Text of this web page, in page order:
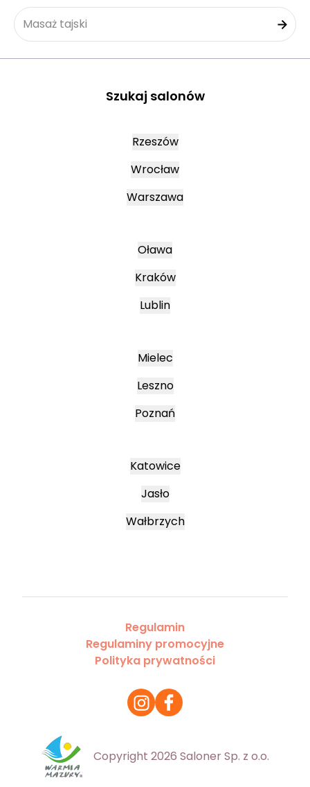
Masaż tajski
Szukaj salonów
Rzeszów
Wrocław
Warszawa
Oława
Kraków
Lublin
Mielec
Leszno
Poznań
Katowice
Jasło
Wałbrzych
Regulamin
Regulaminy promocyjne
Polityka prywatności
Copyright 2026 Saloner Sp. z o.o.